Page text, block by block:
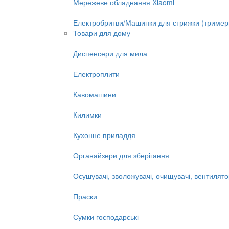
Мережеве обладнання Xiaomi
Електробритви/Машинки для стрижки
Товари для дому
Диспенсери для мила
Електроплити
Кавомашини
Килимки
Кухонне приладдя
Органайзери для зберігання
Осушувачі, зволожувачі, очищувачі,
Праски
Сумки господарські